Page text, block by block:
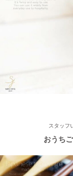
≪第2弾 公式
大募集☆≫ 詳しく
2025/2/4
が白いごはん器の
2025/2/4
スタッフ
おうち